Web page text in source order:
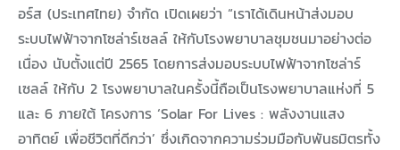
ซูบิชิ มอเตอร์ส ประเทศไทย ทูลเกล้าฯ ถวายเงิน สมทบทุน 3 มูลนิธิ
“ROOT FOR SUSTAINABILITY: รากกล้าแห่งความยั่งยืน” ปีที่ 3
พลังงานสะอาดแล้วทั้งสิ้น 450 กิโลวัตต์ ด้วยงบกว่า 14.4 ล้านบาท
ฟ้าพลังงานสะอาดแล้วทั้งสิ้น 500 กิโลวัตต์ ด้วยงบกว่า 16 ล้านบาท
อร์ส (ประเทศไทย) จำกัด เปิดเผยว่า “เราได้เดินหน้าส่งมอบ
ระบบไฟฟ้าจากโซล่าร์เซลล์ ให้กับโรงพยาบาลชุมชนมาอย่างต่อ
เนื่อง นับตั้งแต่ปี 2565 โดยการส่งมอบระบบไฟฟ้าจากโซล่าร์
เซลล์ ให้กับ 2 โรงพยาบาลในครั้งนี้ถือเป็นโรงพยาบาลแห่งที่ 5
และ 6 ภายใต้ โครงการ ‘Solar For Lives : พลังงานแสง
อาทิตย์ เพื่อชีวิตที่ดีกว่า’ ซึ่งเกิดจากความร่วมมือกับพันธมิตรทั้ง